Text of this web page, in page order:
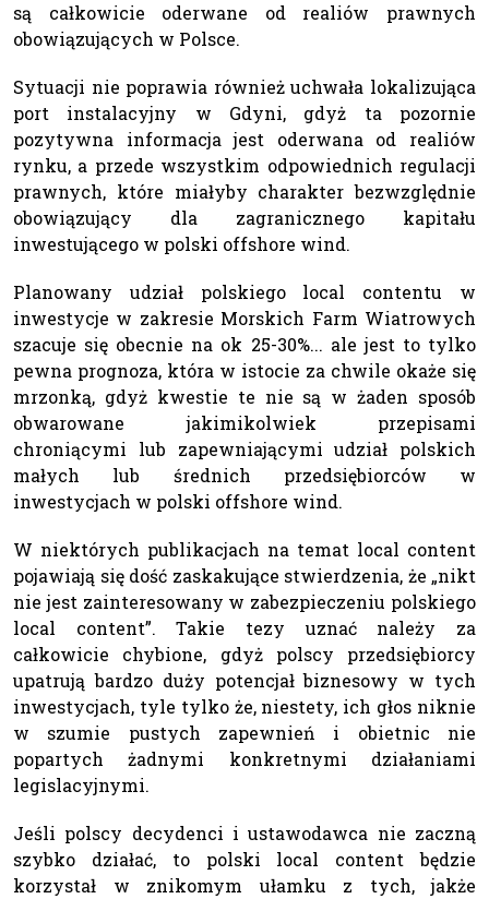
są całkowicie oderwane od realiów prawnych
obowiązujących w Polsce.
Sytuacji nie poprawia również uchwała lokalizująca
port instalacyjny w Gdyni, gdyż ta pozornie
pozytywna informacja jest oderwana od realiów
rynku, a przede wszystkim odpowiednich regulacji
prawnych, które miałyby charakter bezwzględnie
obowiązujący dla zagranicznego kapitału
inwestującego w polski offshore wind.
Planowany udział polskiego local contentu w
inwestycje w zakresie Morskich Farm Wiatrowych
szacuje się obecnie na ok 25-30%... ale jest to tylko
pewna prognoza, która w istocie za chwile okaże się
mrzonką, gdyż kwestie te nie są w żaden sposób
obwarowane jakimikolwiek przepisami
chroniącymi lub zapewniającymi udział polskich
małych lub średnich przedsiębiorców w
inwestycjach w polski offshore wind.
W niektórych publikacjach na temat local content
pojawiają się dość zaskakujące stwierdzenia, że „nikt
nie jest zainteresowany w zabezpieczeniu polskiego
local content”. Takie tezy uznać należy za
całkowicie chybione, gdyż polscy przedsiębiorcy
upatrują bardzo duży potencjał biznesowy w tych
inwestycjach, tyle tylko że, niestety, ich głos niknie
w szumie pustych zapewnień i obietnic nie
popartych żadnymi konkretnymi działaniami
legislacyjnymi.
Jeśli polscy decydenci i ustawodawca nie zaczną
szybko działać, to polski local content będzie
korzystał w znikomym ułamku z tych, jakże